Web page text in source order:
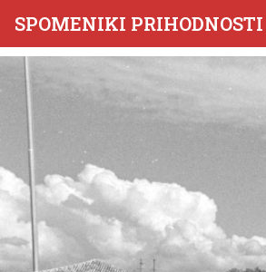
SPOMENIKI PRIHODNOSTI